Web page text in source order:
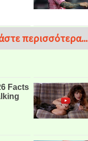
περισσότερα...